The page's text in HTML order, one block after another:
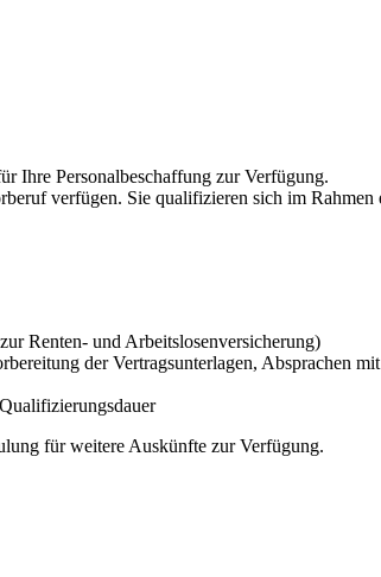
Ihre Personalbeschaffung zur Verfügung.
verfügen. Sie qualifizieren sich im
Renten- und Arbeitslosenversicherung)
der Vertragsunterlagen, Absprachen
für weitere Auskünfte zur Verfügung.